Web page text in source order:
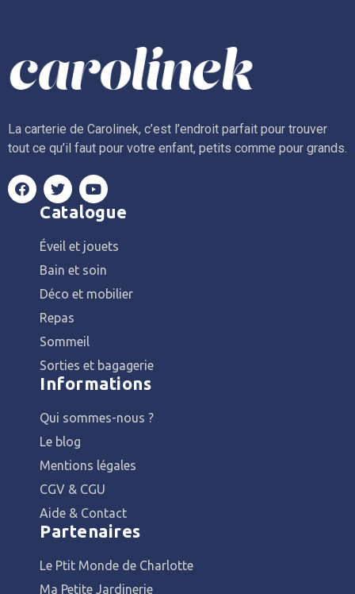
La carterie de Carolinek, c’est l’endroit parfait pour trouver
tout ce qu’il faut pour votre enfant, petits comme pour grands.
Catalogue
Éveil et jouets
Bain et soin
Déco et mobilier
Repas
Sommeil
Sorties et bagagerie
Informations
Qui sommes-nous ?
Le blog
Mentions légales
CGV & CGU
Aide & Contact
Partenaires
Le Ptit Monde de Charlotte
Ma Petite Jardinerie